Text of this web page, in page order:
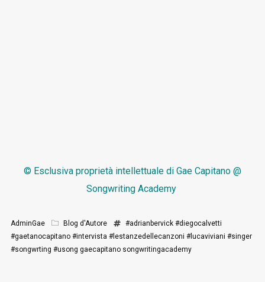
© Esclusiva proprietà intellettuale di Gae Capitano @
Songwriting Academy
AdminGae Blog d'Autore #adrianbervick #diegocalvetti
#gaetanocapitano #intervista #lestanzedellecanzoni #lucaviviani #singer
#songwrting #usong gaecapitano songwritingacademy